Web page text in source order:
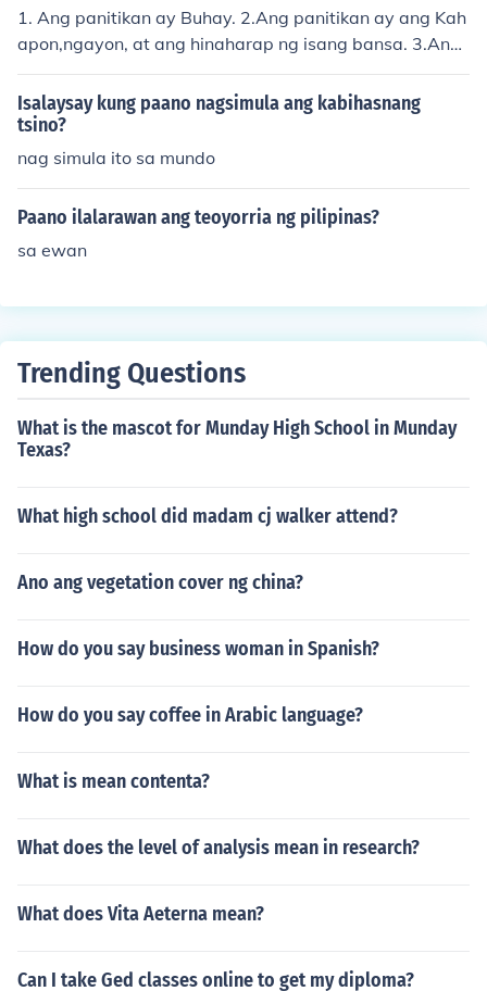
1. Ang panitikan ay Buhay. 2.Ang panitikan ay ang Kah
apon,ngayon, at ang hinaharap ng isang bansa. 3.Ang
panitikan ay sining. 4.Ang panitikan ay kuhanan ng Kult
ura. 5. Ang panitikan ay lumilinang ng damdamin maka
bayan o nasyonalismo
Isalaysay kung paano nagsimula ang kabihasnang
tsino?
nag simula ito sa mundo
Paano ilalarawan ang teoyorria ng pilipinas?
sa ewan
Trending Questions
What is the mascot for Munday High School in Munday
Texas?
What high school did madam cj walker attend?
Ano ang vegetation cover ng china?
How do you say business woman in Spanish?
How do you say coffee in Arabic language?
What is mean contenta?
What does the level of analysis mean in research?
What does Vita Aeterna mean?
Can I take Ged classes online to get my diploma?